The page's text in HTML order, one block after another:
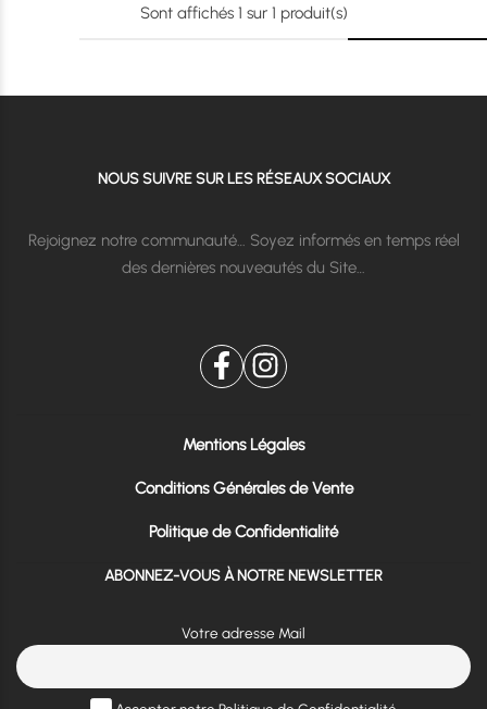
Sont affichés 1 sur 1 produit(s)
NOUS SUIVRE SUR LES RÉSEAUX SOCIAUX
Rejoignez notre communauté… Soyez informés en temps réel
des dernières nouveautés du Site…
Mentions Légales
Conditions Générales de Vente
Politique de Confidentialité
ABONNEZ-VOUS À NOTRE NEWSLETTER
Votre adresse Mail